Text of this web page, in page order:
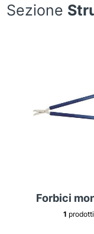
Sezione
Forbici
1 prodotti